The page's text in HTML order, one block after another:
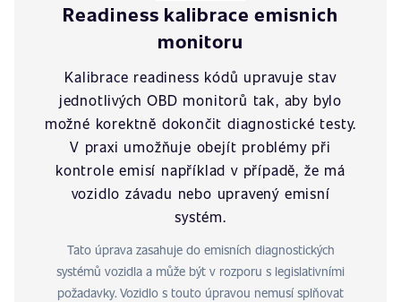
Readiness kalibrace emisnich
monitoru
Kalibrace readiness kódů upravuje stav
jednotlivých OBD monitorů tak, aby bylo
možné korektně dokončit diagnostické testy.
V praxi umožňuje obejít problémy při
kontrole emisí například v případě, že má
vozidlo závadu nebo upravený emisní
systém.
Tato úprava zasahuje do emisních diagnostických
systémů vozidla a může být v rozporu s legislativními
požadavky. Vozidlo s touto úpravou nemusí splňovat